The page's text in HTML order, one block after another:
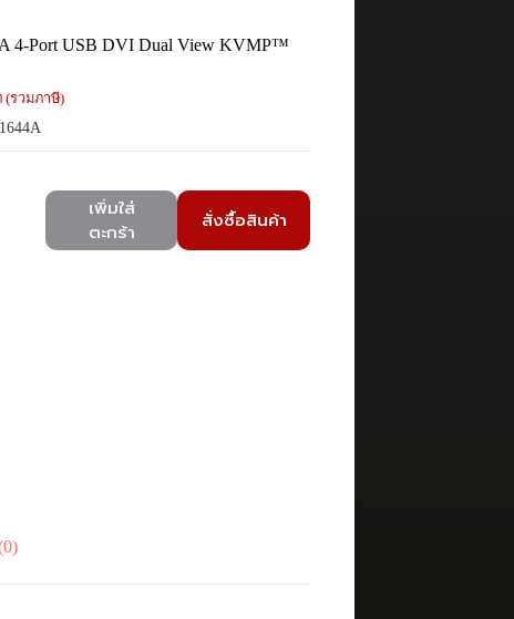
4-Port USB DVI Dual View KVMP™
(รวมภาษี)
เพิ่มใส่
ตะกร้า
สั่งซื้อสินค้า